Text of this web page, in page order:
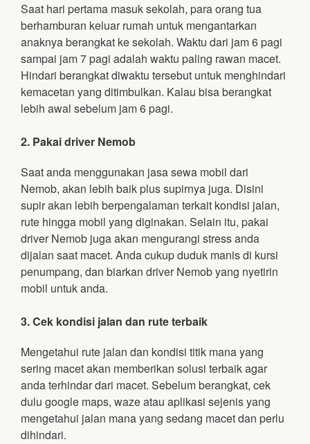
Saat hari pertama masuk sekolah, para orang tua
berhamburan keluar rumah untuk mengantarkan
anaknya berangkat ke sekolah. Waktu dari jam 6 pagi
sampai jam 7 pagi adalah waktu paling rawan macet.
Hindari berangkat diwaktu tersebut untuk menghindari
kemacetan yang ditimbulkan. Kalau bisa berangkat
lebih awal sebelum jam 6 pagi.
2. Pakai driver Nemob
Saat anda menggunakan jasa sewa mobil dari
Nemob, akan lebih baik plus supirnya juga. Disini
supir akan lebih berpengalaman terkait kondisi jalan,
rute hingga mobil yang diginakan. Selain itu, pakai
driver Nemob juga akan mengurangi stress anda
dijalan saat macet. Anda cukup duduk manis di kursi
penumpang, dan biarkan driver Nemob yang nyetirin
mobil untuk anda.
3. Cek kondisi jalan dan rute terbaik
Mengetahui rute jalan dan kondisi titik mana yang
sering macet akan memberikan solusi terbaik agar
anda terhindar dari macet. Sebelum berangkat, cek
dulu google maps, waze atau aplikasi sejenis yang
mengetahui jalan mana yang sedang macet dan perlu
dihindari.